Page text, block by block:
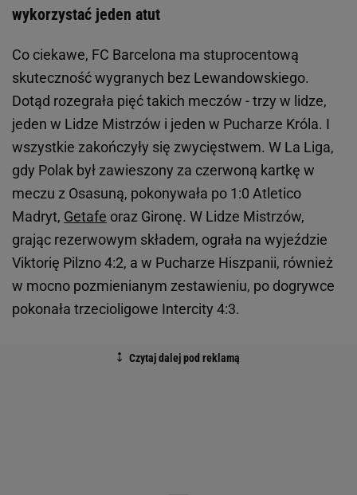
wykorzystać jeden atut
Co ciekawe, FC Barcelona ma stuprocentową
skuteczność wygranych bez Lewandowskiego.
Dotąd rozegrała pięć takich meczów - trzy w lidze,
jeden w Lidze Mistrzów i jeden w Pucharze Króla. I
wszystkie zakończyły się zwycięstwem. W La Liga,
gdy Polak był zawieszony za czerwoną kartkę w
meczu z Osasuną, pokonywała po 1:0 Atletico
Madryt, Getafe oraz Gironę. W Lidze Mistrzów,
grając rezerwowym składem, ograła na wyjeździe
Viktorię Pilzno 4:2, a w Pucharze Hiszpanii, również
w mocno pozmienianym zestawieniu, po dogrywce
pokonała trzecioligowe Intercity 4:3.